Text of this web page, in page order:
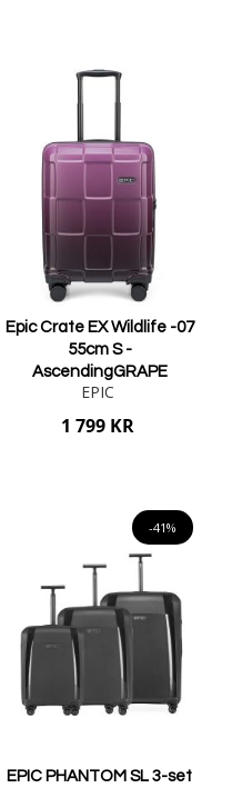
Epic Crate EX Wildlife -07
55cm S -
AscendingGRAPE
EPIC
1 799 KR
-41%
EPIC PHANTOM SL 3-set